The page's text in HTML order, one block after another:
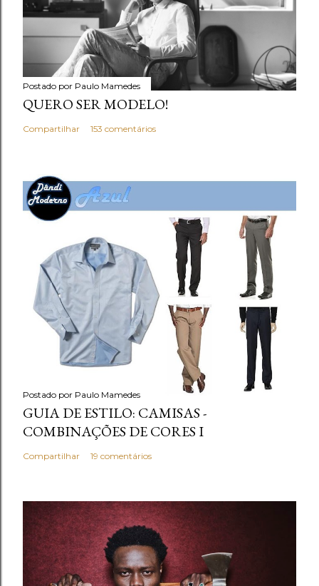
Postado por Paulo Mamedes
QUERO SER MODELO!
Compartilhar 153 comentários
Postado por Paulo Mamedes
GUIA DE ESTILO: CAMISAS -
COMBINAÇÕES DE CORES I
Compartilhar 19 comentários